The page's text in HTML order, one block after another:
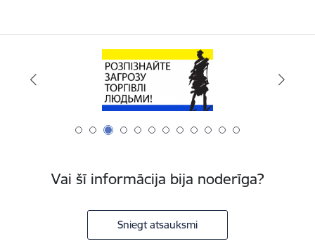
Vai šī informācija bija noderīga?
Sniegt atsauksmi